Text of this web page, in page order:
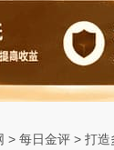
> 每日金评 > 打造